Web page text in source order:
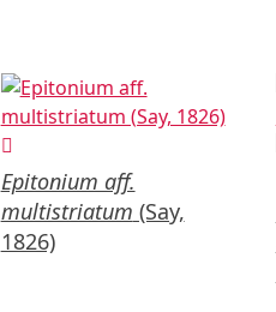
Epitonium aff.
multistriatum (Say,
1826)